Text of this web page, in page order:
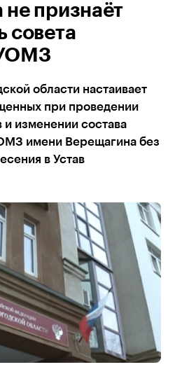
не признаёт
совета
области настаивает
при проведении
изменении состава
имени Верещагина без
в Устав